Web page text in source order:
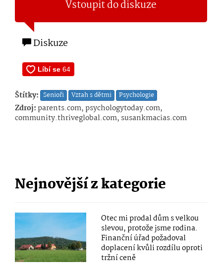
Vstoupit do diskuze
Diskuze
Štítky: Senioři Vztah s dětmi Psychologie
Zdroj: parents.com, psychologytoday.com,
community.thriveglobal.com, susankmacias.com
Nejnovější z kategorie
Otec mi prodal dům s velkou
slevou, protože jsme rodina.
Finanční úřad požadoval
doplacení kvůli rozdílu oproti
tržní ceně